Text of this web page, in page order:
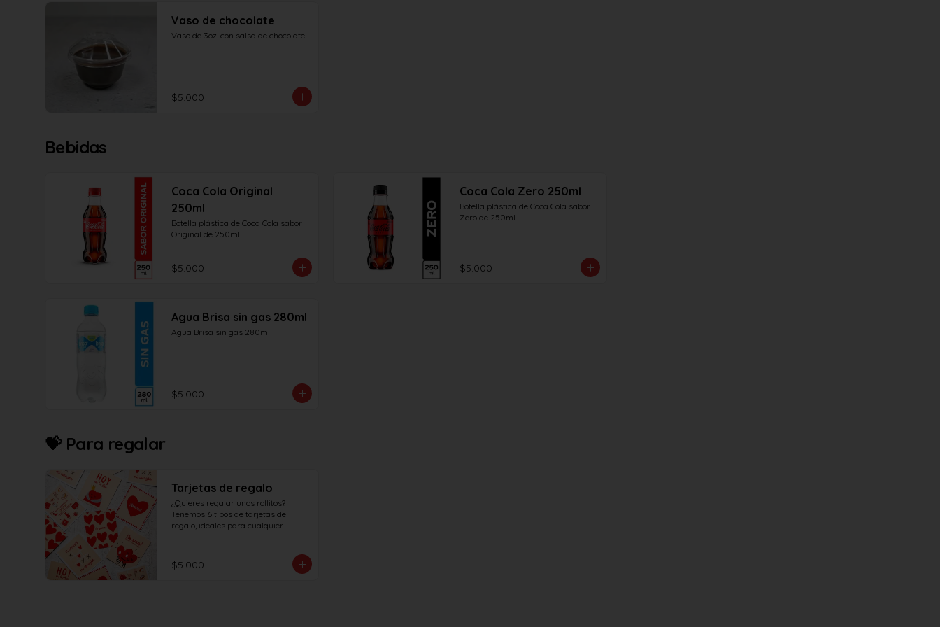
Vaso de chocolate
Vaso de 3oz. con salsa de chocolate.
$5.000
Bebidas
Coca Cola Original
250ml
Botella plástica de Coca Cola sabor
Original de 250ml
$5.000
Coca Cola Zero 250ml
Botella plástica de Coca Cola sabor
Zero de 250ml
$5.000
Agua Brisa sin gas 280ml
Agua Brisa sin gas 280ml
$5.000
💝 Para regalar
Tarjetas de regalo
¿Quieres regalar unos rollitos?
Tenemos 6 tipos de tarjetas de
regalo, ideales para cualquier
$5.000